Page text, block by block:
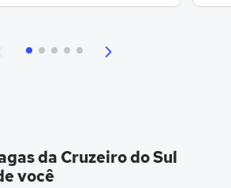
da Cruzeiro do Sul
você